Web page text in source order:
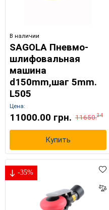
В наличии
SAGOLA Пневмо-
шлифовальная
машина
d150mm,шаг 5mm.
L505
Цена:
11000.00 грн. 11650.34
Купить
-35%